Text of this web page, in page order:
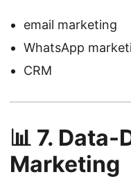
email marketing
WhatsApp
CRM
📊 7. Data-
Marketing